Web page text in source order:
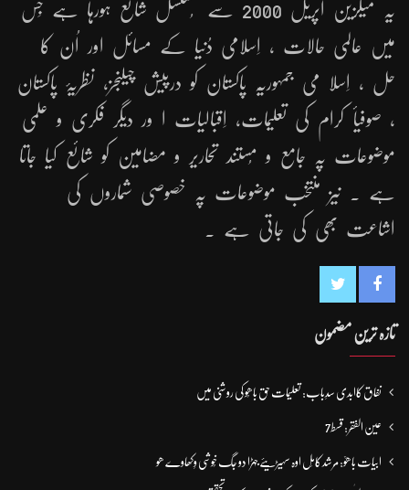
یہ میگزین اپریل 2000 سے مُسلسل شائع ہورہا ہے جِس
میں عالمی حالات ، اِسلامی دُنیا کے مسائل اور اُن کا
حل ، اِسلا می جمہوریّہ پاکستان کو درپیش چیلنجز، نظریۂ پاکستان
، صوفیأ کرام کی تعلیمات، اِقبالیات ا ور دیگر فکری و علمی
موضوعات پہ جامع و مُستند تحاریر و مضامین کو شائع کیا جاتا
ہے ۔ نیز منتخب موضوعات پہ خصوصی شماروں کی
اشاعت بھی کی جاتی ہے ۔
تازہ ترین مضمون
نفاق کاابدی سدِباب: تعلیمات حق باھُو کی روشنی میں
عین الفقر: قسط7
ابیات باھوؒ: مُرشد کامِل اوہ سہیڑیئے جہڑا دو جگ خُوشی وِکھاوے ھو